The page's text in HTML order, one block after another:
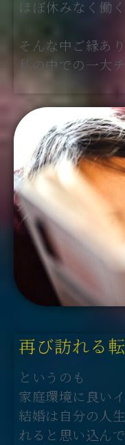
ほぼ休みなく働
そんな中ご縁あ
私の中での一大
再び訪れる
というのも
家庭環境に良い
結婚は自分の人
れると思い込ん